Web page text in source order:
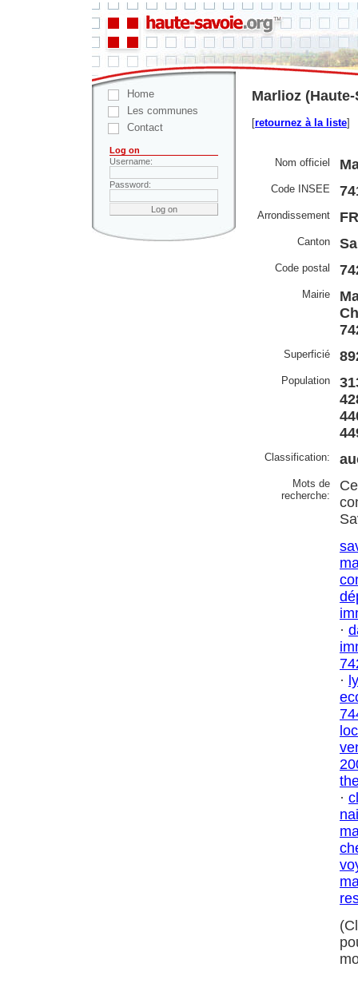
Home
Les communes
Contact
Log on
Username:
Password:
Marlioz
[retournez à la liste]
Nom officiel
Code INSEE
Arrondissement
Canton
Code postal
Mairie
Superficié
Population
Classification:
Mots de
recherche:
·
·
·